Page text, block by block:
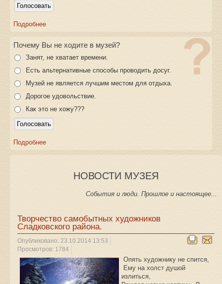
Подробнее
Почему Вы не ходите в музей?
Занят, не хватает времени.
Есть альтернативные способы проводить досуг.
Музей не является лучшим местом для отдыха.
Дорогое удовольствие.
Как это не хожу???
Подробнее
НОВОСТИ МУЗЕЯ
События и люди. Прошлое и настоящее...
Творчество самобытных художников
Сладковского района.
Опубликовано: 23.10.2014 13:53
Просмотров: 1784
Опять художнику не спится,
Ему на холст душой
излиться,